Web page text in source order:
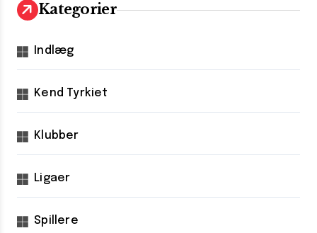
Kategorier
Indlæg
Kend Tyrkiet
Klubber
Ligaer
Spillere